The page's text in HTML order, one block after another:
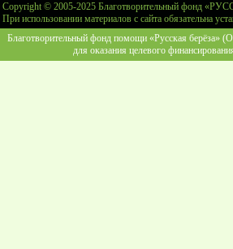
Copyright © 2005-2025 Благотворительный фонд
При использовании материалов с сайта обязательна
Благотворительный фонд помощи «Русская берёза»
для оказания целевого